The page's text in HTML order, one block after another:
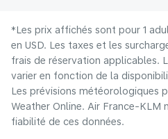
*Les prix affichés sont pour 1
en USD. Les taxes et les
frais de réservation applicables.
varier en fonction de la
Les prévisions météorologiques
Weather Online. Air France-KLM
fiabilité de ces données.